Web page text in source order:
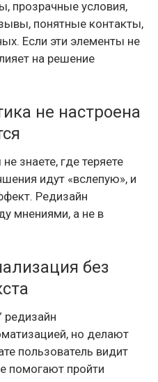
прозрачные условия,
понятные контакты,
Если эти элементы не
на решение
не настроена
знаете, где теряете
идут «вслепую», и
Редизайн
мнениями, а не в
без
редизайн
но делают
пользователь видит
помогают пройти